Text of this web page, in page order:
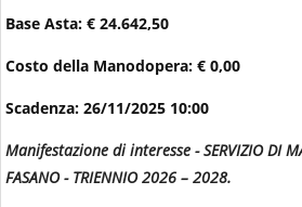
Base Asta: € 24.642,50
Costo della Manodopera: € 0,00
Scadenza: 26/11/2025 10:00
Manifestazione di interesse - SERVIZIO DI
FASANO - TRIENNIO 2026 – 2028.